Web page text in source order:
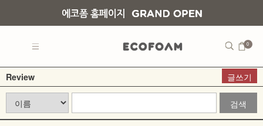
0
Review 글쓰기
검색